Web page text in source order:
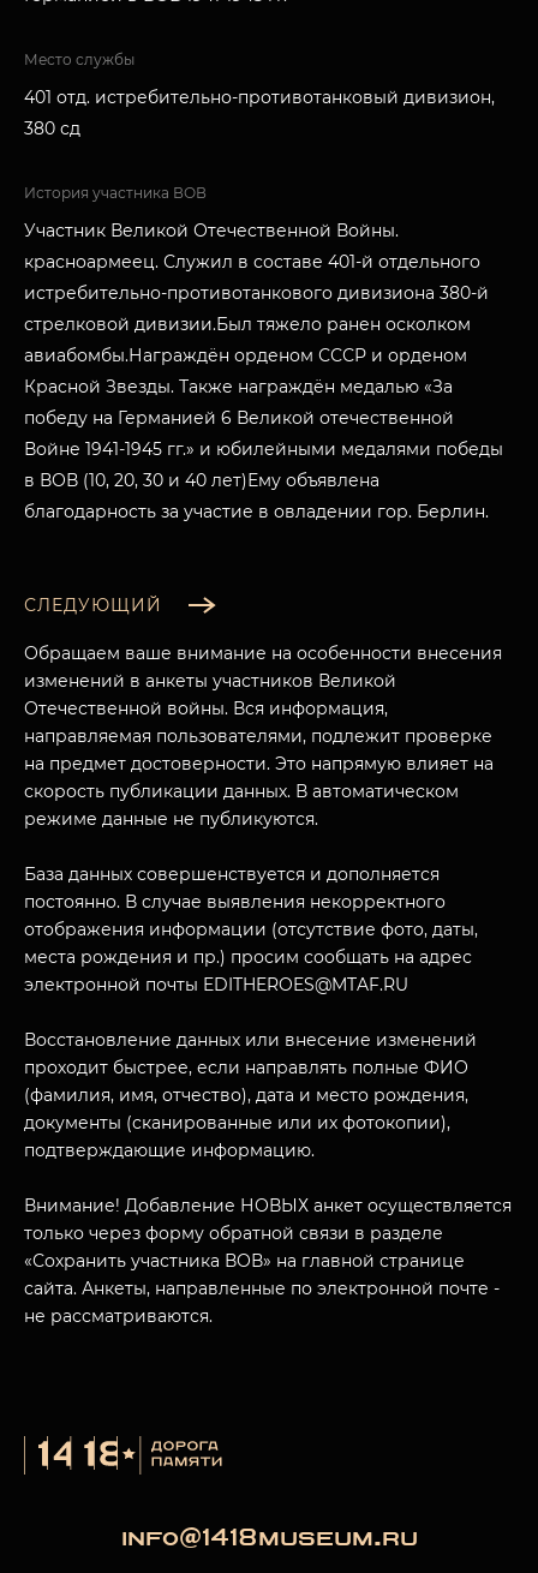
МУЗЕЙНЫЙ КОМПЛЕКС
ПОСЕТИТЕЛЯМ
О НАС
Место службы
401 отд. истребительно-противотанковый дивизион,
380 сд
История участника ВОВ
Участник Великой Отечественной Войны.
красноармеец. Служил в составе 401-й отдельного
истребительно-противотанкового дивизиона 380-й
стрелковой дивизии.Был тяжело ранен осколком
авиабомбы.Награждён орденом СССР и орденом
Красной Звезды. Также награждён медалью «За
победу на Германией 6 Великой отечественной
Войне 1941-1945 гг.» и юбилейными медалями победы
в ВОВ (10, 20, 30 и 40 лет)Ему объявлена
благодарность за участие в овладении гор. Берлин.
СЛЕДУЮЩИЙ
Обращаем ваше внимание на особенности внесения
изменений в анкеты участников Великой
Отечественной войны. Вся информация,
направляемая пользователями, подлежит проверке
на предмет достоверности. Это напрямую влияет на
скорость публикации данных. В автоматическом
режиме данные не публикуются.
База данных совершенствуется и дополняется
постоянно. В случае выявления некорректного
отображения информации (отсутствие фото, даты,
места рождения и пр.) просим сообщать на адрес
электронной почты EDITHEROES@MTAF.RU
Восстановление данных или внесение изменений
проходит быстрее, если направлять полные ФИО
(фамилия, имя, отчество), дата и место рождения,
документы (сканированные или их фотокопии),
подтверждающие информацию.
Внимание! Добавление НОВЫХ анкет осуществляется
только через форму обратной связи в разделе
«Сохранить участника ВОВ» на главной странице
сайта. Анкеты, направленные по электронной почте -
не рассматриваются.
info@1418museum.ru